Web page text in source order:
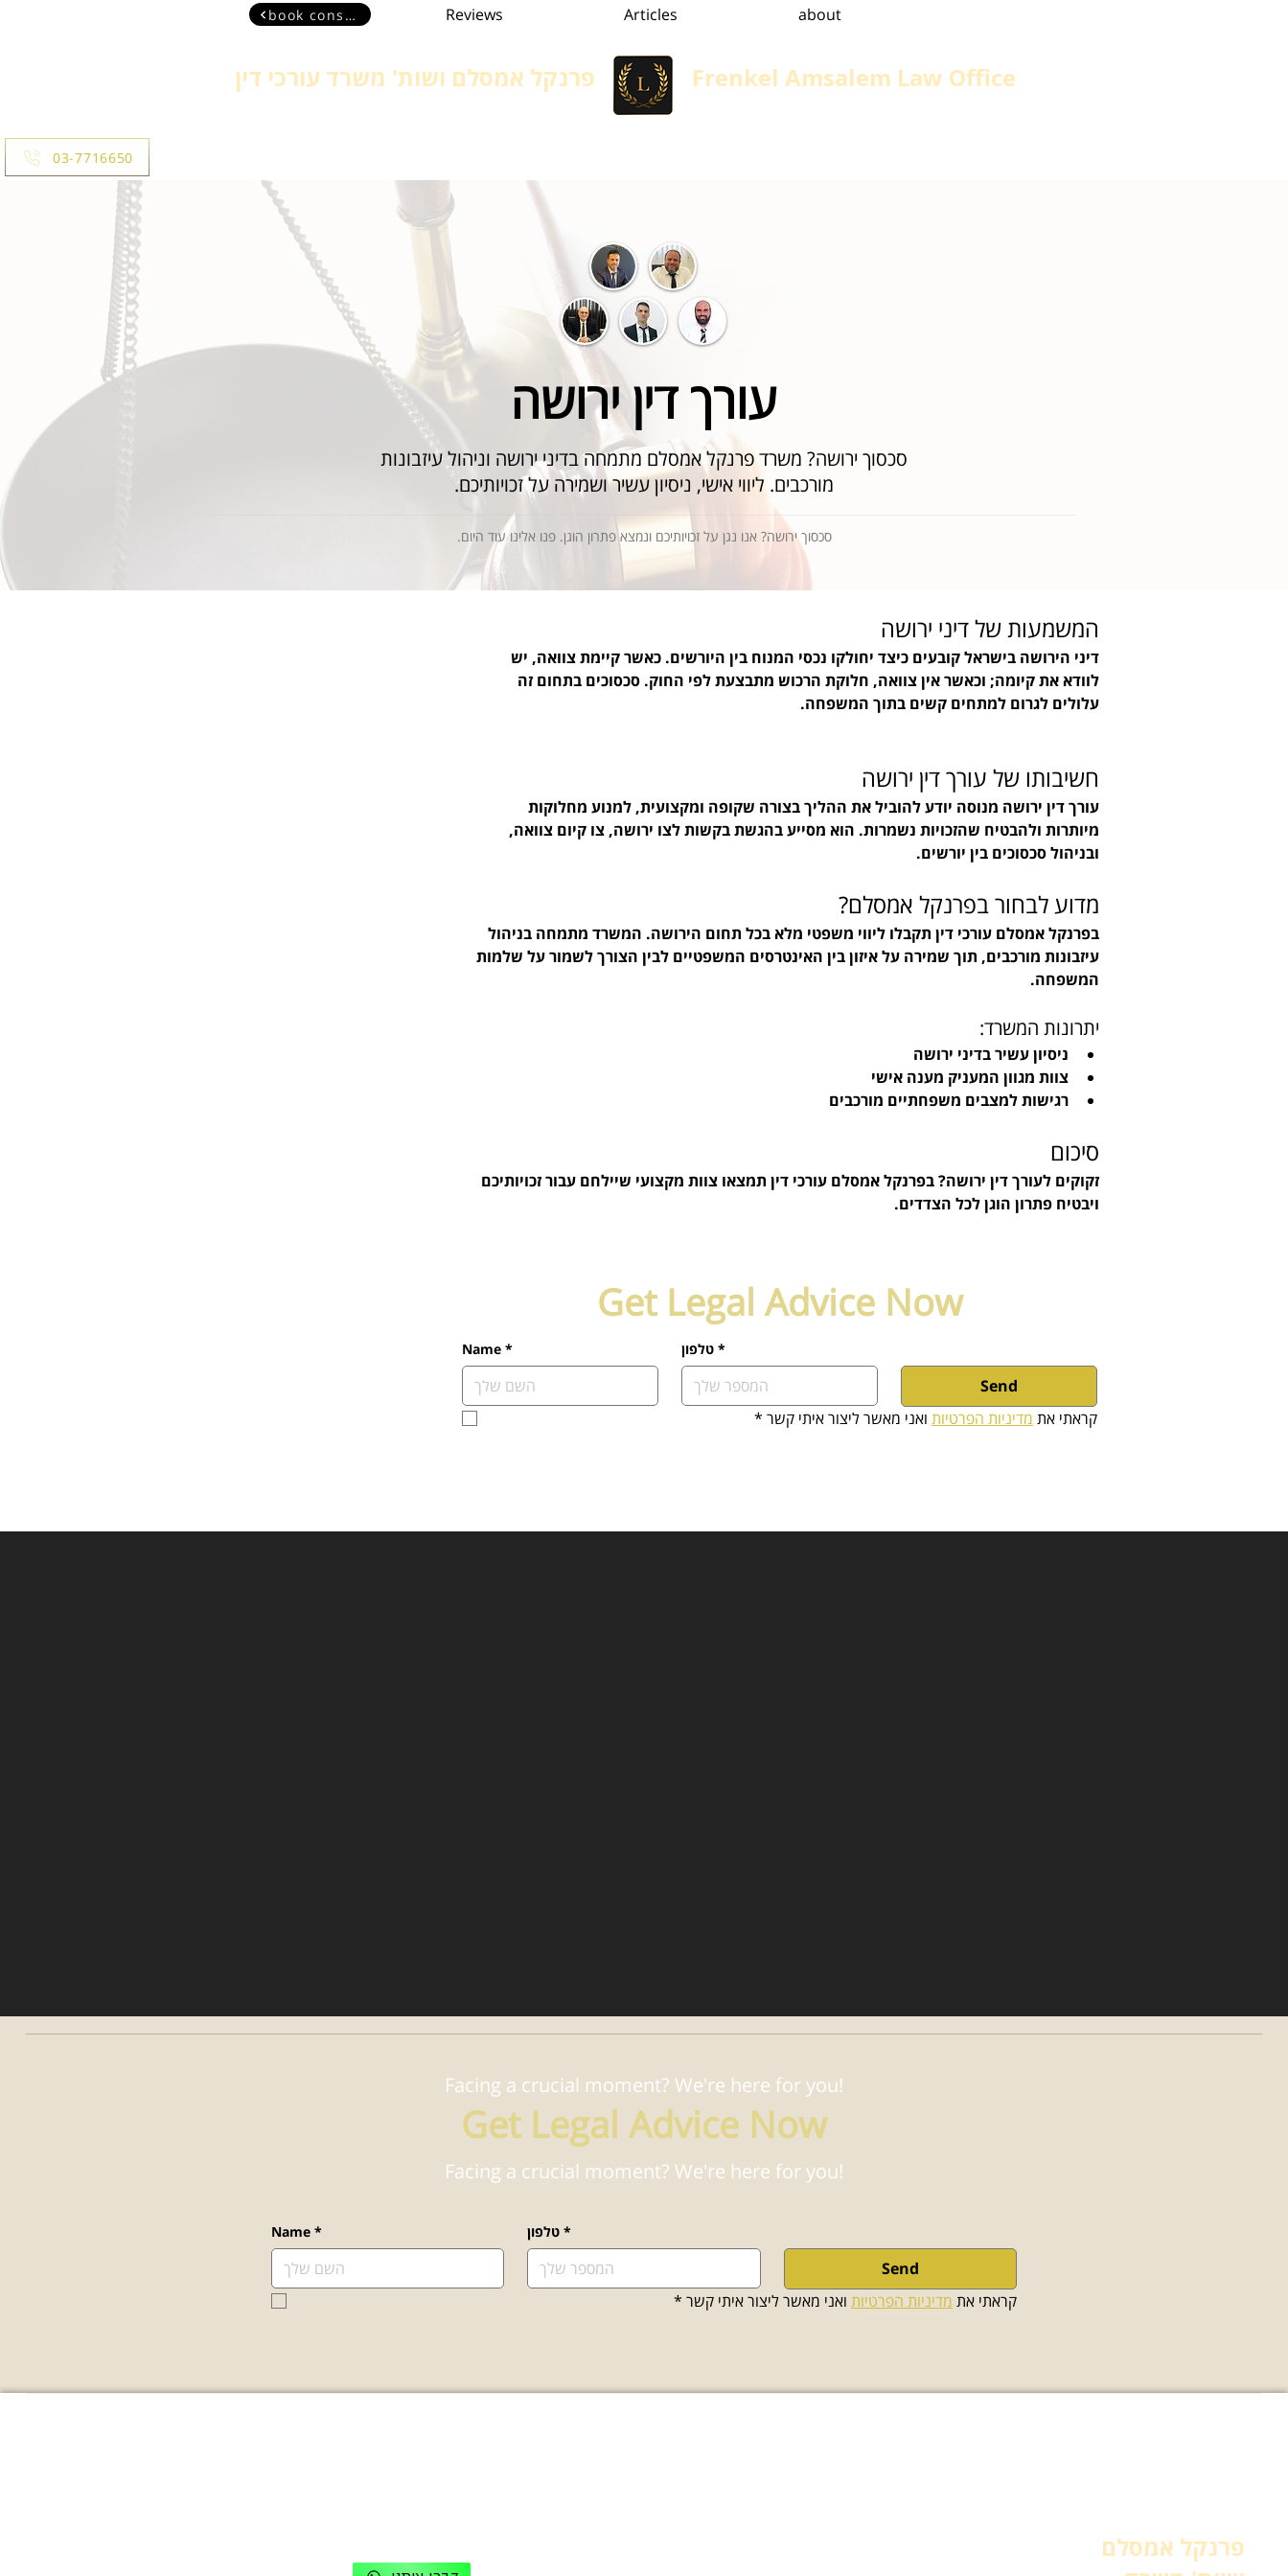
book consultant about
Articles
Reviews
פרנקל אמסלם ושות' משרד עורכי דין Frenkel Amsalem Law Office
03-7716650
עורך דין ירושה
סכסוך ירושה? משרד פרנקל אמסלם מתמחה בדיני ירושה וניהול עיזבונות
מורכבים. ליווי אישי, ניסיון עשיר ושמירה על זכויותיכם.
סכסוך ירושה? אנו נגן על זכויותיכם ונמצא פתרון הוגן. פנו אלינו עוד היום.
המשמעות של דיני ירושה
דיני הירושה בישראל קובעים כיצד יחולקו נכסי המנוח בין היורשים. כאשר קיימת צוואה, יש
לוודא את קיומה; וכאשר אין צוואה, חלוקת הרכוש מתבצעת לפי החוק. סכסוכים בתחום זה
עלולים לגרום למתחים קשים בתוך המשפחה.
חשיבותו של עורך דין ירושה
עורך דין ירושה מנוסה יודע להוביל את ההליך בצורה שקופה ומקצועית, למנוע מחלוקות
מיותרות ולהבטיח שהזכויות נשמרות. הוא מסייע בהגשת בקשות לצו ירושה, צו קיום צוואה,
ובניהול סכסוכים בין יורשים.
מדוע לבחור בפרנקל אמסלם?
בפרנקל אמסלם עורכי דין תקבלו ליווי משפטי מלא בכל תחום הירושה. המשרד מתמחה בניהול
עיזבונות מורכבים, תוך שמירה על איזון בין האינטרסים המשפטיים לבין הצורך לשמור על שלמות
המשפחה.
יתרונות המשרד:
ניסיון עשיר בדיני ירושה
צוות מגוון המעניק מענה אישי
רגישות למצבים משפחתיים מורכבים
סיכום
זקוקים לעורך דין ירושה? בפרנקל אמסלם עורכי דין תמצאו צוות מקצועי שיילחם עבור זכויותיכם
ויבטיח פתרון הוגן לכל הצדדים.
Get Legal Advice Now
Name * טלפון *
Send
קראתי את מדיניות הפרטיות ואני מאשר ליצור איתי קשר *
Facing a crucial moment? We're here for you!
Get Legal Advice Now
Facing a crucial moment? We're here for you!
Name * טלפון *
Send
קראתי את מדיניות הפרטיות ואני מאשר ליצור איתי קשר *
פרנקל אמסלם